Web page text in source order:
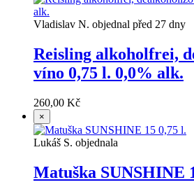
Vladislav N. objednal před 27 dny
Reisling alkoholfrei,
víno 0,75 l. 0,0% alk.
260,00 Kč
×
Lukáš S. objednala
Matuška SUNSHINE